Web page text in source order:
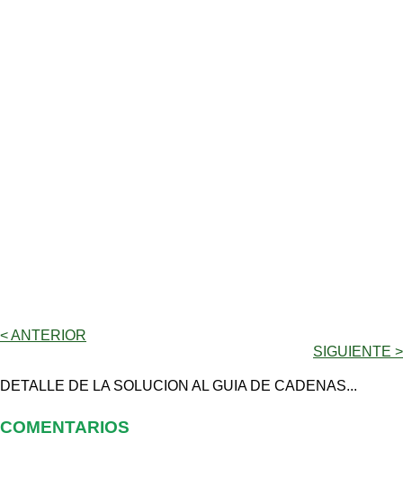
< ANTERIOR
SIGUIENTE >
DETALLE DE LA SOLUCION AL GUIA DE CADENAS...
COMENTARIOS